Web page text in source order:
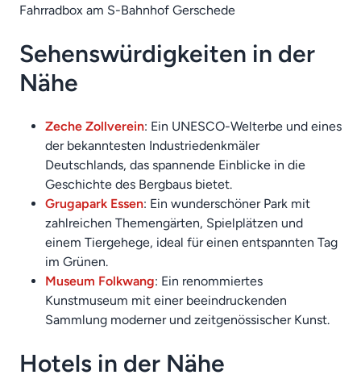
Fahrradbox am S-Bahnhof Gerschede
Sehenswürdigkeiten in der
Nähe
Zeche Zollverein: Ein UNESCO-Welterbe und eines
der bekanntesten Industriedenkmäler
Deutschlands, das spannende Einblicke in die
Geschichte des Bergbaus bietet.
Grugapark Essen: Ein wunderschöner Park mit
zahlreichen Themengärten, Spielplätzen und
einem Tiergehege, ideal für einen entspannten Tag
im Grünen.
Museum Folkwang: Ein renommiertes
Kunstmuseum mit einer beeindruckenden
Sammlung moderner und zeitgenössischer Kunst.
Hotels in der Nähe